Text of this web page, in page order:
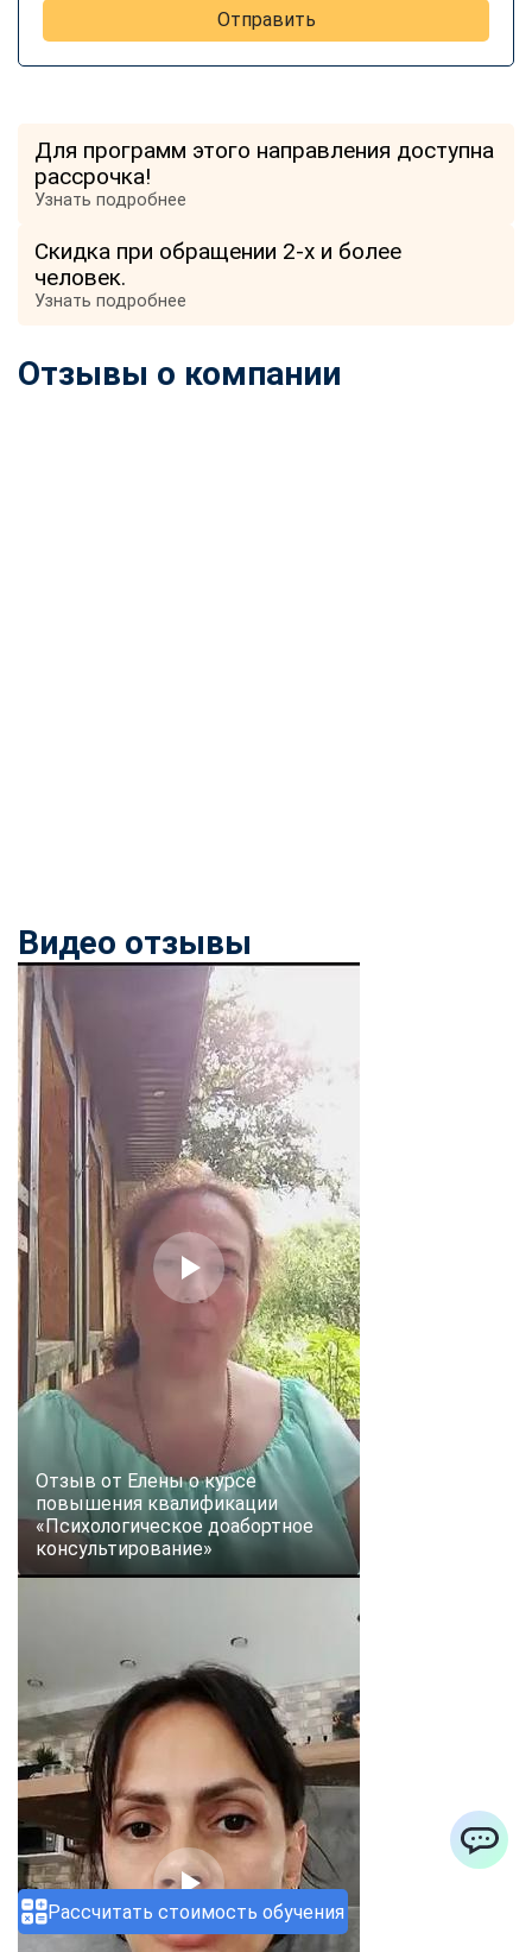
Рассчитать стоимость обучения
Отправить
Для программ этого направления доступна
рассрочка!
Узнать подробнее
Скидка при обращении 2-х и более
человек.
Узнать подробнее
Отзывы о компании
Видео отзывы
Отзыв от Елены о курсе
повышения квалификации
«Психологическое доабортное
консультирование»
Мессенджеры
Свяжитесь с нами через любой удобный мессенджер!
Telegram WhatsApp
Vkontakte EMail
Max
ChatApp